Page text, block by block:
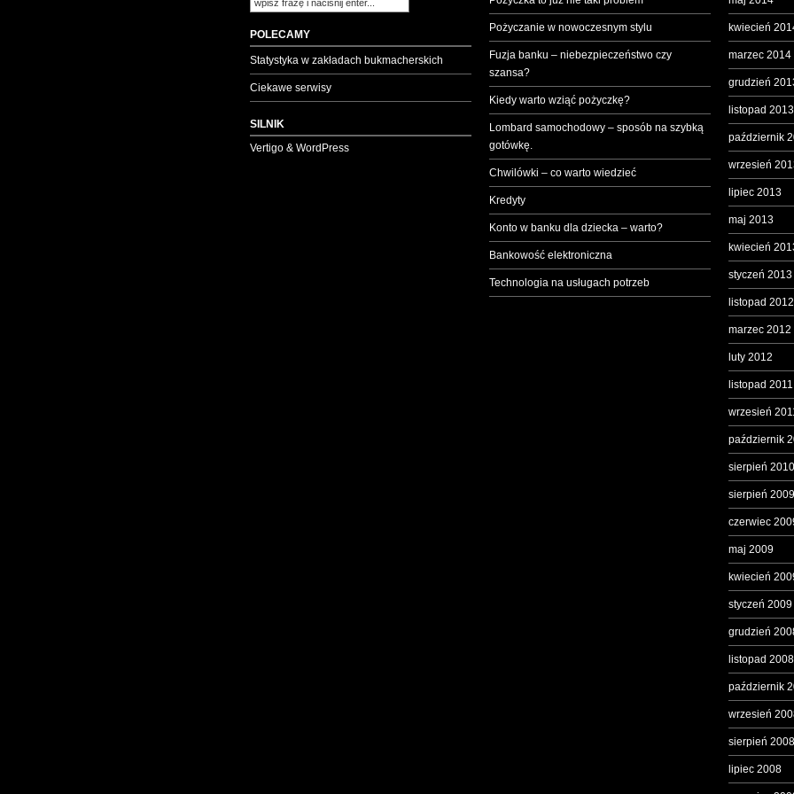
POLECAMY
Statystyka w zakładach bukmacherskich
Ciekawe serwisy
SILNIK
Vertigo & WordPress
Pożyczanie w nowoczesnym stylu
Fuzja banku – niebezpieczeństwo czy
szansa?
Kiedy warto wziąć pożyczkę?
Lombard samochodowy – sposób na szybką
gotówkę.
Chwilówki – co warto wiedzieć
Kredyty
Konto w banku dla dziecka – warto?
Bankowość elektroniczna
Technologia na usługach potrzeb
kwiecień
marzec 2014
grudzień
listopad 2013
październik
wrzesień
lipiec 2013
maj 2013
kwiecień
styczeń 2013
listopad 2012
marzec 2012
luty 2012
listopad 2011
wrzesień
październik
sierpień 2010
sierpień 2009
czerwiec
maj 2009
kwiecień
styczeń 2009
grudzień
listopad 2008
październik
wrzesień
sierpień 2008
lipiec 2008